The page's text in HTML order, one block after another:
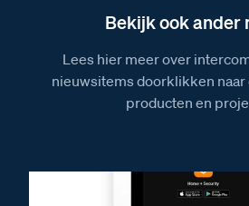
Bekijk ook ander
Lees hier meer over
nieuwsitems doorklikken
producten en